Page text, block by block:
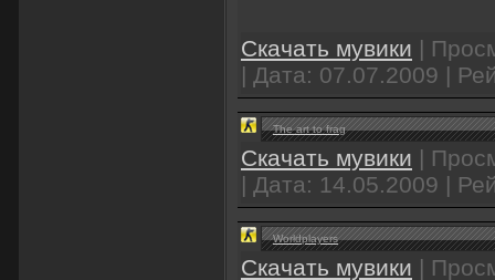
Скачать мувики |
| Дата: 07.07.2009 |
The art to frag
Скачать мувики |
| Дата: 14.05.2009 |
Worldplayers
Скачать мувики |